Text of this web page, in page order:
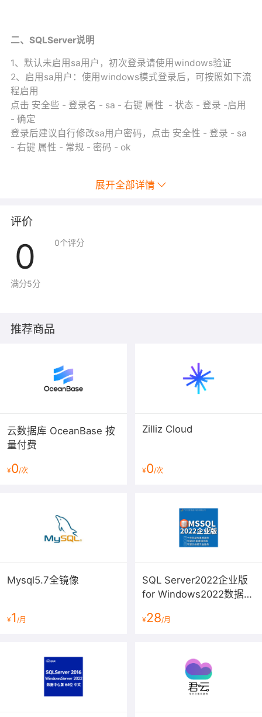
二、SQLServer说明
1、默认未启用sa用户，初次登录请使用windows验证
2、启用sa用户：使用windows模式登录后，可按照如下流
程启用
点击 安全些 - 登录名 - sa - 右键 属性 - 状态 - 登录 -启用
- 确定
登录后建议自行修改sa用户密码，点击 安全性 - 登录 - sa
- 右键 属性 - 常规 - 密码 - ok
1、购买后系统启动需要1-3分钟，请耐心等待。
漏洞。
3、为了便于您的使用，提升安全与兼容性，云镜像已经集
成阿里云如下插件：
（1）云安全中心（态势感知）：提供安全事件检测，漏洞
（2）云监控：云监控服务可用于收集获取阿里云资源的监
（3）云助手：云助手是专为云服务器ECS打造的原生自动
化运维工具，典型的使用场景包括：安装卸载软件、启动
https://help.aliyun.com/document_detail/64601.html
上述插件不产生额外费用，请勿卸载或删除，否则可能影
目前暂不提供纸质发票，根据云市场相关规定，如需开具
发票，请联系客服。建议开具电子发票。
pay@yunjiutian.com
注意：非人为的产品自身BUG，免费修复；人为处理产生
服务范围说明：新装镜像有异常问题请及时给我们反馈，
展开全部详情
评价
0
满分5分
0个评分
推荐商品
云数据库 OceanBase 按
量付费
¥0/次
Zilliz Cloud
¥0/次
Mysql5.7全镜像
¥1 /月
SQL Server2022企业版
for Windows2022数据中
更新）
¥28/月